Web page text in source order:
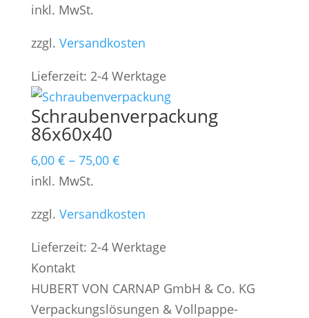
inkl. MwSt.
zzgl. Versandkosten
Lieferzeit: 2-4 Werktage
Schraubenverpackung
86x60x40
6,00 € – 75,00 €
inkl. MwSt.
zzgl. Versandkosten
Lieferzeit: 2-4 Werktage
Kontakt
HUBERT VON CARNAP GmbH & Co. KG
Verpackungslösungen & Vollpappe-